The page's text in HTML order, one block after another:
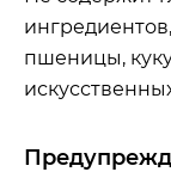
пшеницы,